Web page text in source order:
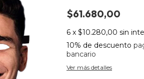
$61.680,00
6 x $10.280,00 sin
10% de descuento
bancario
Ver más detalles